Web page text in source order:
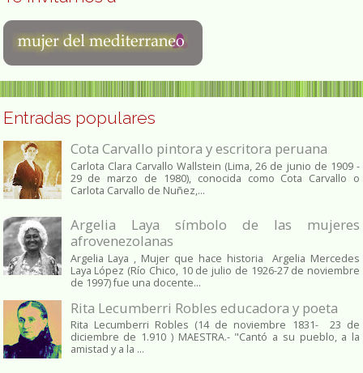
Entradas populares
Cota Carvallo pintora y escritora peruana
Carlota Clara Carvallo Wallstein (Lima, 26 de junio de 1909 -
29 de marzo de 1980), conocida como Cota Carvallo o
Carlota Carvallo de Nuñez,...
Argelia Laya símbolo de las mujeres
afrovenezolanas
Argelia Laya , Mujer que hace historia Argelia Mercedes
Laya López (Río Chico, 10 de julio de 1926-27 de noviembre
de 1997) fue una docente...
Rita Lecumberri Robles educadora y poeta
Rita Lecumberri Robles (14 de noviembre 1831- 23 de
diciembre de 1.910 ) MAESTRA.- "Cantó a su pueblo, a la
amistad y a la ...